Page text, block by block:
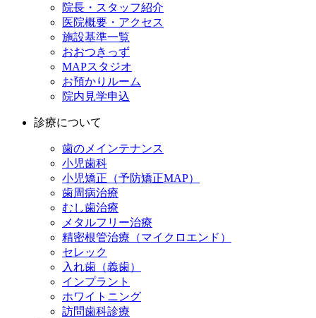
院長・スタッフ紹介
医院概要・アクセス
施設基準一覧
おおつきっず
MAPスタジオ
お預かりルーム
院内見学申込
診療について
歯のメインテナンス
小児歯科
小児矯正（予防矯正MAP）
歯周病治療
むし歯治療
メタルフリー治療
精密根管治療（マイクロエンド）
セレック
入れ歯（義歯）
インプラント
ホワイトニング
訪問歯科診療